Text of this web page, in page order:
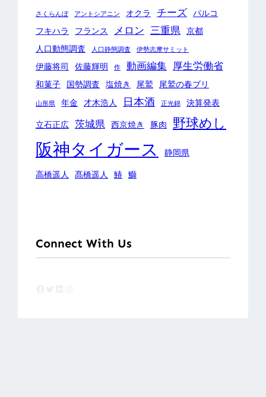
さくらんぼ アントシアニン オクラ チーズ パルコ
フキハラ
フランス メロン 三重県 京都
人口動態調査
人口静態調査 伊勢志摩サミット
伊藤将司 佐藤輝明 作 動画編集 厚生労働省
和菓子 国勢調査 塩焼き 尾鷲 尾鷲の春ブリ
山形県 年金 才木浩人 日本酒 正光錦 決算発表
立石正広 茨城県 西京焼き 豚肉 野球めし
阪神タイガース 静岡県
高橋遥人 髙橋遥人 鰆 鰤
Connect With Us